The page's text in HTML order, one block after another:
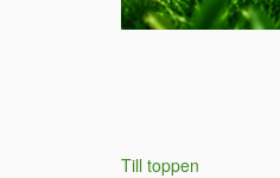
Till toppen